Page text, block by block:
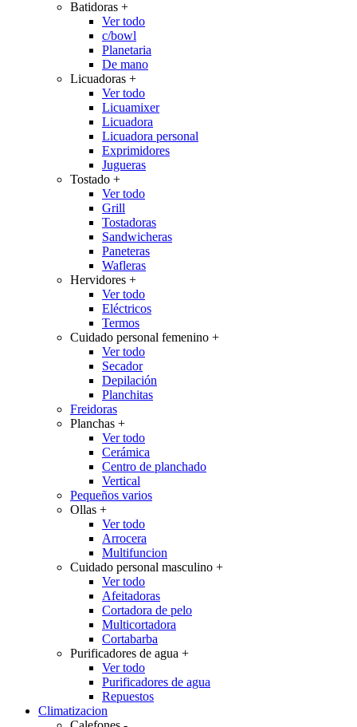
Batidoras +
Ver todo
c/bowl
Planetaria
De mano
Licuadoras +
Ver todo
Licuamixer
Licuadora
Licuadora personal
Exprimidores
Jugueras
Tostado +
Ver todo
Grill
Tostadoras
Sandwicheras
Paneteras
Wafleras
Hervidores +
Ver todo
Eléctricos
Termos
Cuidado personal femenino +
Ver todo
Secador
Depilación
Planchitas
Freidoras
Planchas +
Ver todo
Cerámica
Centro de planchado
Vertical
Pequeños varios
Ollas +
Ver todo
Arrocera
Multifuncion
Cuidado personal masculino +
Ver todo
Afeitadoras
Cortadora de pelo
Multicortadora
Cortabarba
Purificadores de agua +
Ver todo
Purificadores de agua
Repuestos
Climatizacion